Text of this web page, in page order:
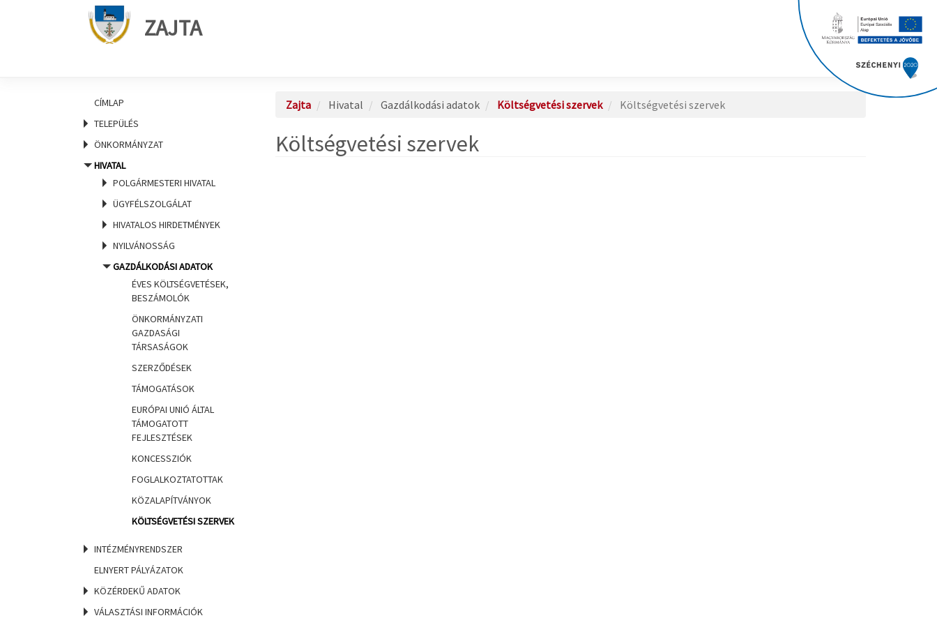
ZAJTA
CÍMLAP
TELEPÜLÉS
ÖNKORMÁNYZAT
HIVATAL
POLGÁRMESTERI HIVATAL
ÜGYFÉLSZOLGÁLAT
HIVATALOS HIRDETMÉNYEK
NYILVÁNOSSÁG
GAZDÁLKODÁSI ADATOK
ÉVES KÖLTSÉGVETÉSEK,
BESZÁMOLÓK
ÖNKORMÁNYZATI
GAZDASÁGI
TÁRSASÁGOK
SZERZŐDÉSEK
TÁMOGATÁSOK
EURÓPAI UNIÓ ÁLTAL
TÁMOGATOTT
FEJLESZTÉSEK
KONCESSZIÓK
FOGLALKOZTATOTTAK
KÖZALAPÍTVÁNYOK
KÖLTSÉGVETÉSI SZERVEK
INTÉZMÉNYRENDSZER
ELNYERT PÁLYÁZATOK
KÖZÉRDEKŰ ADATOK
VÁLASZTÁSI INFORMÁCIÓK
Zajta Hivatal Gazdálkodási adatok Költségvetési szervek Költségvetési szervek
Költségvetési szervek